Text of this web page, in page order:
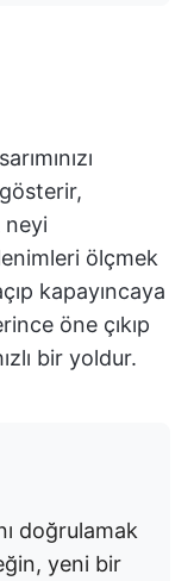
neyi
ölçmek
kapayıncaya
öne çıkıp
bir yoldur.
doğrulamak
yeni bir